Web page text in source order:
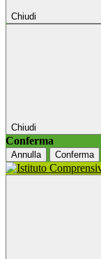
Chiudi
Chiudi
Conferma
Annulla Conferma